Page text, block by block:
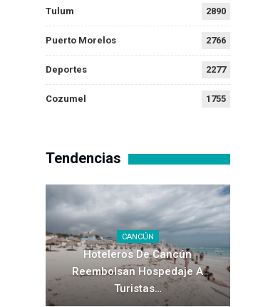
Tulum 2890
Puerto Morelos 2766
Deportes 2277
Cozumel 1755
Tendencias
CANCÚN
Hoteleros De Cancún
Reembolsan Hospedaje A
Turistas…